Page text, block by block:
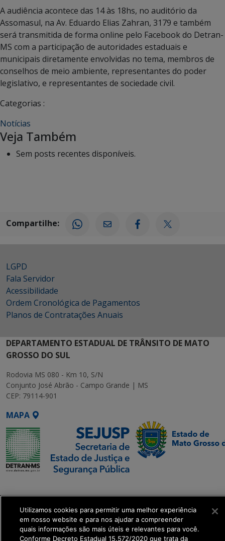
A audiência acontece das 14 às 18hs, no auditório da
Assomasul, na Av. Eduardo Elias Zahran, 3179 e também
será transmitida de forma online pelo Facebook do Detran-
MS com a participação de autoridades estaduais e
municipais diretamente envolvidas no tema, membros de
conselhos de meio ambiente, representantes do poder
legislativo, e representantes de sociedade civil.
Categorias :
Notícias
Veja Também
Sem posts recentes disponíveis.
Compartilhe:
LGPD
Fala Servidor
Acessibilidade
Ordem Cronológica de Pagamentos
Planos de Contratações Anuais
DEPARTAMENTO ESTADUAL DE TRÂNSITO DE MATO
GROSSO DO SUL
Rodovia MS 080 - Km 10, S/N
Conjunto José Abrão - Campo Grande | MS
CEP: 79114-901
MAPA
Executiva de
Transformação Digital
get_footer();
Utilizamos cookies para permitir uma melhor experiência
em nosso website e para nos ajudar a compreender
quais informações são mais úteis e relevantes para você.
Conforme Decreto Estadual 15.572/2020 que trata da